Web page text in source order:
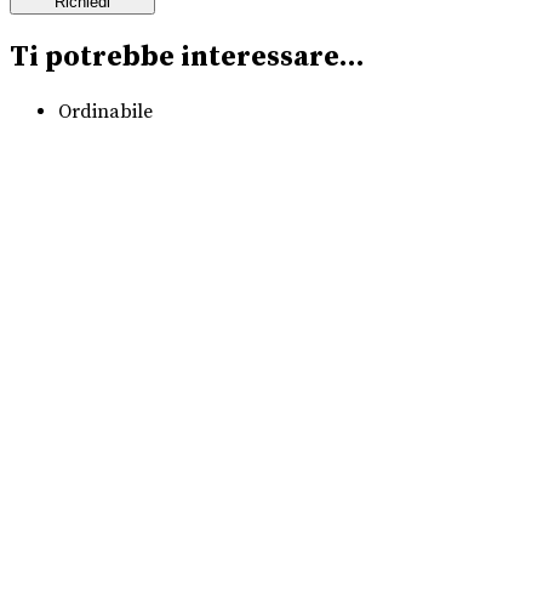
Ti potrebbe interessare…
Ordinabile